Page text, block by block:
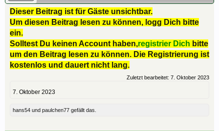
Dieser Beitrag ist für Gäste unsichtbar.
Um diesen Beitrag lesen zu können, logg Dich bitte
ein.
Solltest Du keinen Account haben,registrier Dich bitte
um den Beitrag lesen zu können. Die Registrierung ist
kostenlos und dauert nicht lang.
Zuletzt bearbeitet: 7. Oktober 2023
7. Oktober 2023
hans54 und paulchen77 gefällt das.